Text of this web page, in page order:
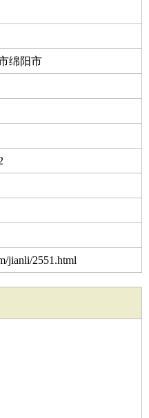
绵阳市
jianli/2551.html